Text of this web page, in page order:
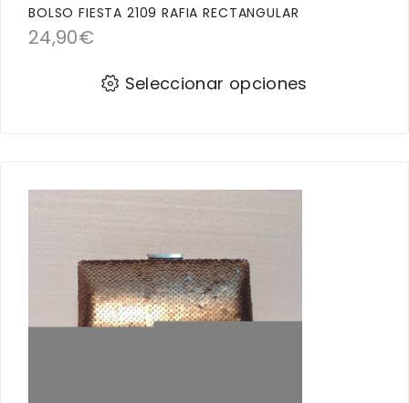
BOLSO FIESTA 2109 RAFIA RECTANGULAR
24,90€
Seleccionar opciones